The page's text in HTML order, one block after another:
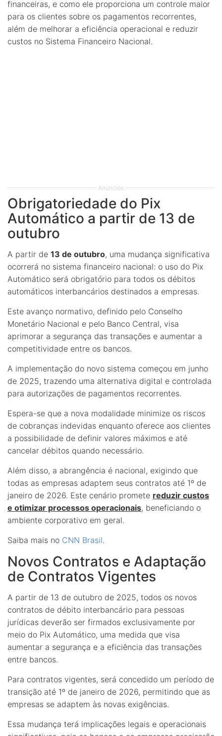
financeiras, e como ele proporciona um controle maior
para os clientes sobre os pagamentos recorrentes,
além de melhorar a eficiência operacional e reduzir
custos no Sistema Financeiro Nacional.
Anúncios
Obrigatoriedade do Pix
Automático a partir de 13 de
outubro
A partir de 13 de outubro, uma mudança significativa
ocorrerá no sistema financeiro nacional: o uso do Pix
Automático será obrigatório para todos os débitos
automáticos interbancários destinados a empresas.
Este avanço normativo, definido pelo Conselho
Monetário Nacional e pelo Banco Central, visa
aprimorar a segurança das transações e aumentar a
competitividade entre os bancos.
A implementação do novo sistema começou em junho
de 2025, trazendo uma alternativa digital e controlada
para autorizações de pagamentos recorrentes.
Espera-se que a nova modalidade minimize os riscos
de cobranças indevidas enquanto oferece aos clientes
a possibilidade de definir valores máximos e até
cancelar débitos quando necessário.
Além disso, a abrangência é nacional, exigindo que
todas as empresas adaptem seus contratos até 1º de
janeiro de 2026. Este cenário promete reduzir custos
e otimizar processos operacionais, beneficiando o
ambiente corporativo em geral.
Saiba mais no CNN Brasil.
Novos Contratos e Adaptação
de Contratos Vigentes
A partir de 13 de outubro de 2025, todos os novos
contratos de débito interbancário para pessoas
jurídicas deverão ser firmados exclusivamente por
meio do Pix Automático, uma medida que visa
aumentar a segurança e a eficiência das transações
entre bancos.
Para contratos vigentes, será concedido um período de
transição até 1º de janeiro de 2026, permitindo que as
empresas se adaptem às novas exigências.
Essa mudança terá implicações legais e operacionais